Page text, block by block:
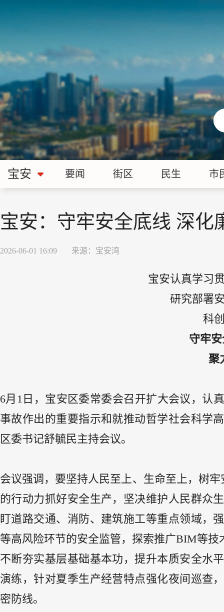
宝安 要闻 街区 民生 市
宝安：守牢安全底线 深化
2026-06-01 16:09 来源： 宝安湾
宝安认真学习
研究部署
科
守牢
聚
6月1日，宝安区委常委会召开扩大会议，认
事故作出的重要指示和就推动哲学社会科学
区委书记舒毓民主持会议。
会议强调，要坚持人民至上、生命至上，树
的行动力抓好安全生产，坚决维护人民群众
盯道路交通、消防、建筑施工等重点领域，
等高风险环节的安全监管，探索推广BIM等
不断夯实基层基础基本功，提升本质安全水
演练，针对夏季生产经营特点强化夜间巡查
密防线。